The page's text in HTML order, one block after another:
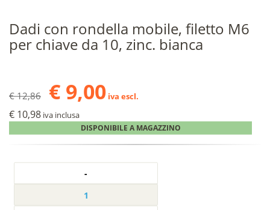
Dadi con rondella mobile, filetto M6
per chiave da 10, zinc. bianca
€ 12,86 € 9,00 iva escl.
€ 10,98 iva inclusa
DISPONIBILE A MAGAZZINO